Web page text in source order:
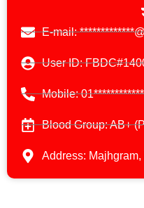
E-mail:
User ID:
Mobile:
Blood Group: AB+
Address: